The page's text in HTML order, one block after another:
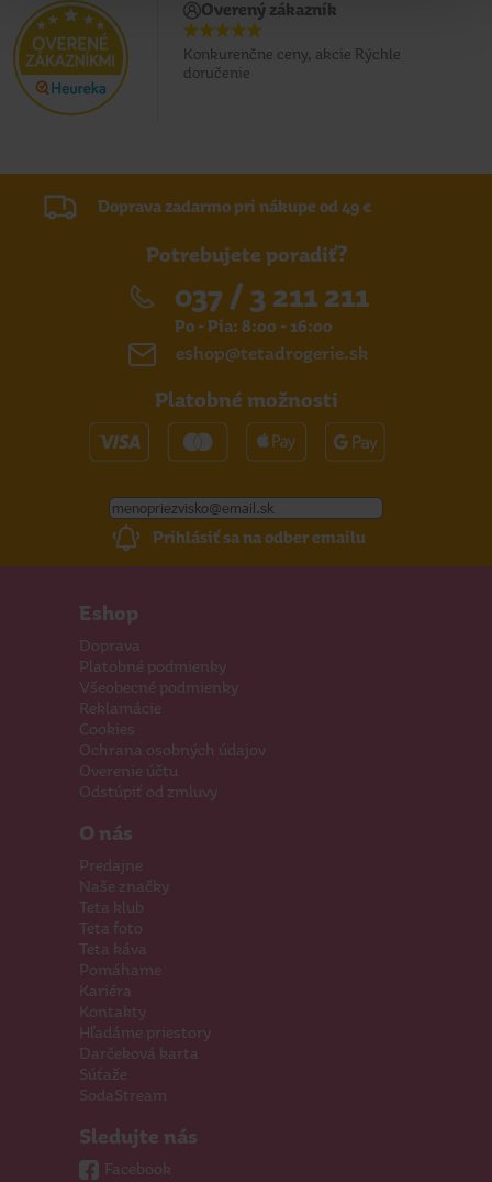
Overený zákazník
Konkurenčne ceny, akcie Rýchle
doručenie
Doprava zadarmo pri nákupe od 49 €
Potrebujete poradiť?
037 / 3 211 211
Po - Pia: 8:00 - 16:00
eshop@tetadrogerie.sk
Platobné možnosti
Prihlásiť sa na odber emailu
Eshop
Doprava
Platobné podmienky
Všeobecné podmienky
Reklamácie
Cookies
Ochrana osobných údajov
Overenie účtu
Odstúpiť od zmluvy
O nás
Predajne
Naše značky
Teta klub
Teta foto
Teta káva
Pomáhame
Kariéra
Kontakty
Hľadáme priestory
Darčeková karta
Súťaže
SodaStream
Sledujte nás
Facebook